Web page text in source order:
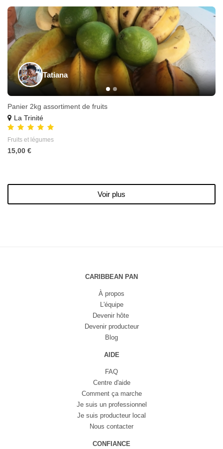
Tatiana
Panier 2kg assortiment de fruits
La Trinité
Fruits et légumes
15,00 €
Voir plus
CARIBBEAN PAN
À propos
L'équipe
Devenir hôte
Devenir producteur
Blog
AIDE
FAQ
Centre d'aide
Comment ça marche
Je suis un professionnel
Je suis producteur local
Nous contacter
CONFIANCE